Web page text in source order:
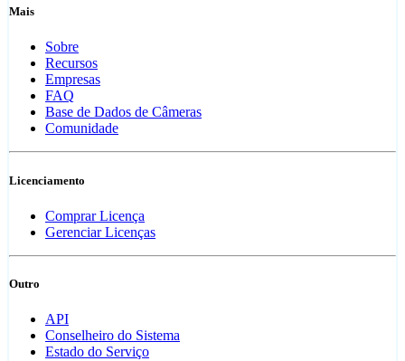
Mais
Sobre
Recursos
Empresas
FAQ
Base de Dados de Câmeras
Comunidade
Licenciamento
Comprar Licença
Gerenciar Licenças
Outro
API
Conselheiro do Sistema
Estado do Serviço